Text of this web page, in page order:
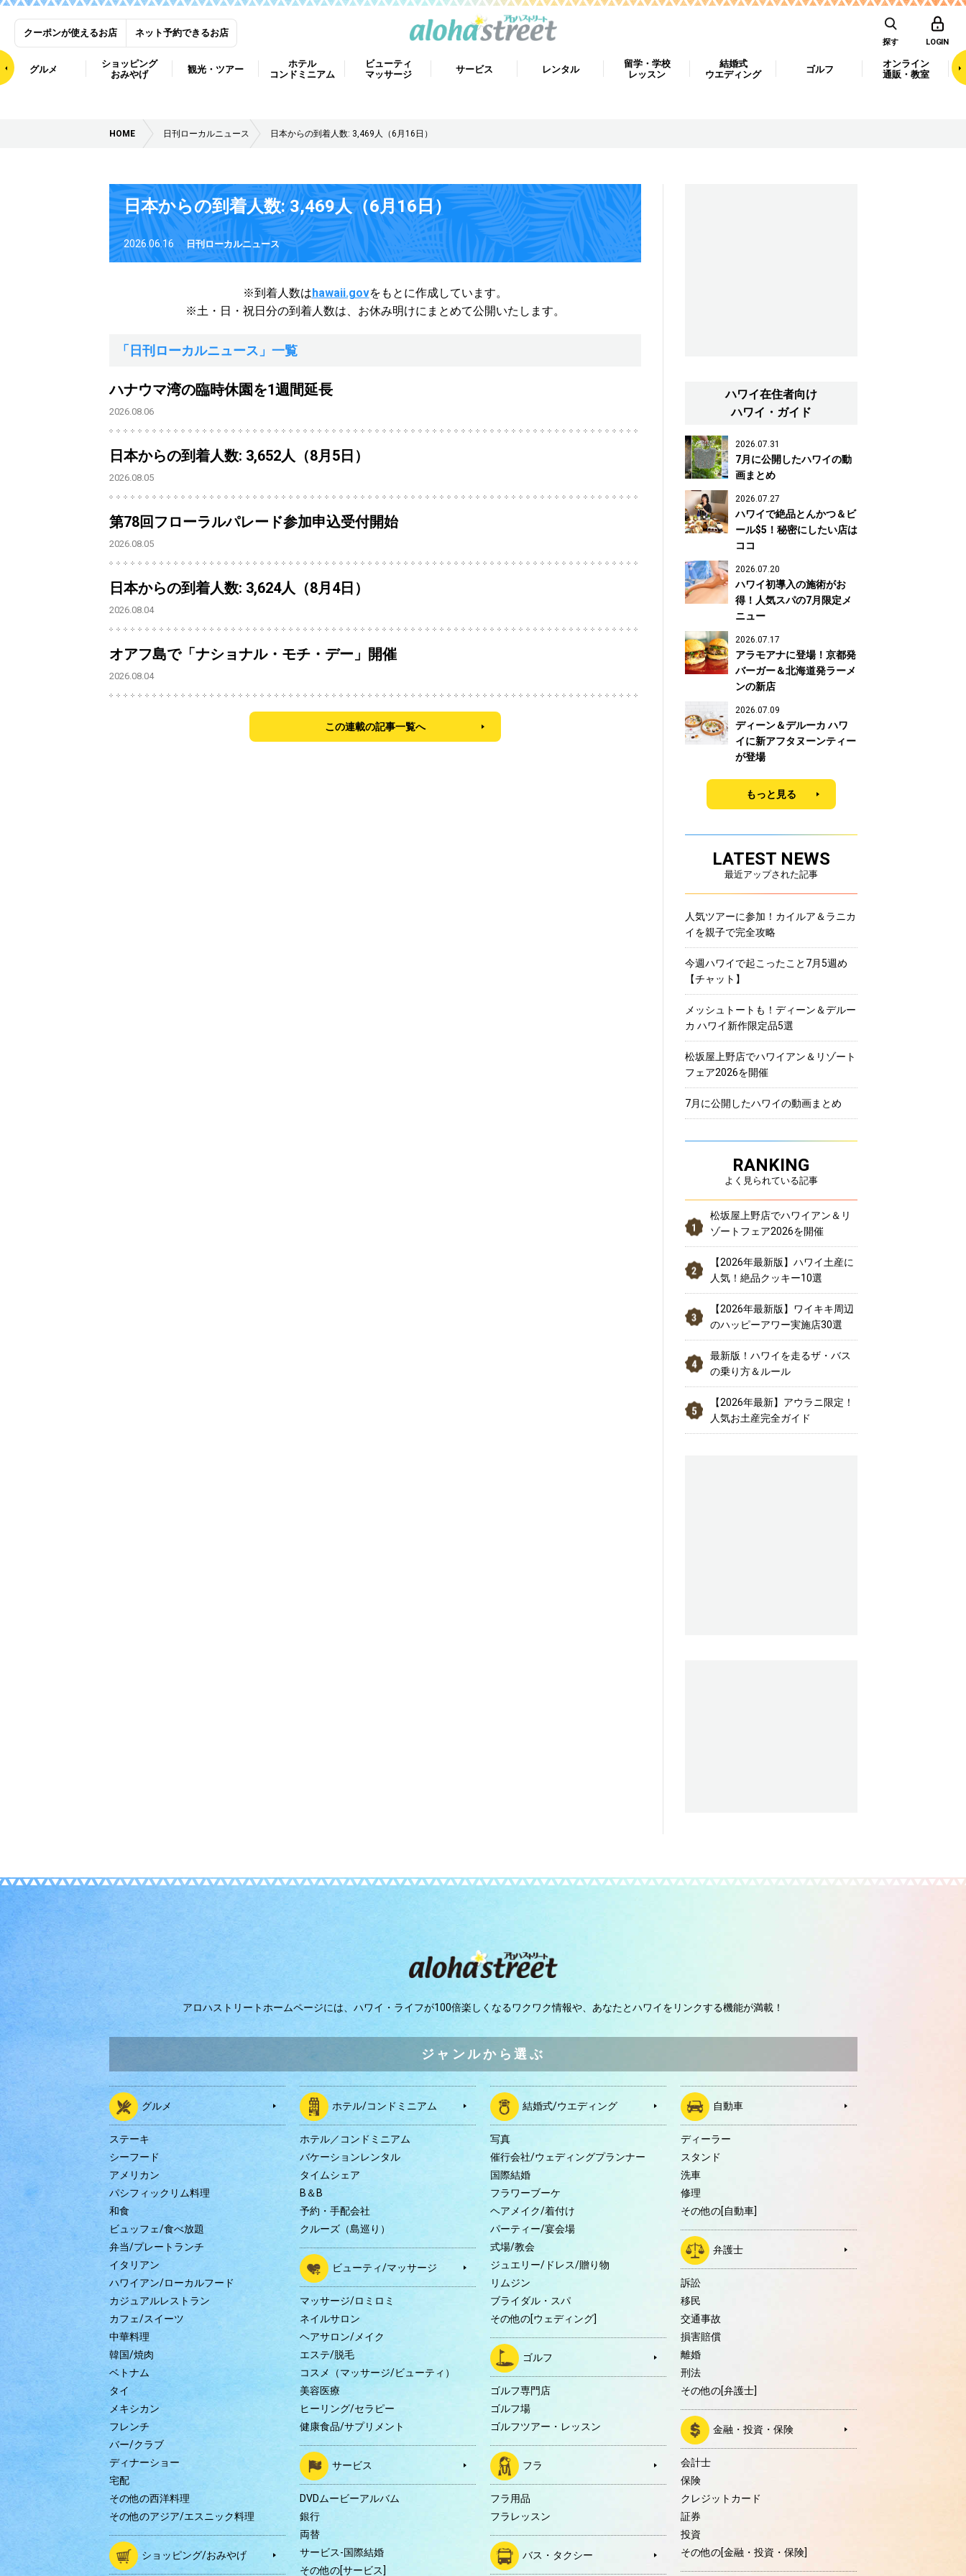
クーポンが使えるお店 ネット予約できるお店
探す LOGIN
グルメ
ショッピング
おみやげ
観光・ツアー
ホテル
コンドミニアム
ビューティ
マッサージ
サービス レンタル
留学・学校
レッスン
結婚式
ウエディング
ゴルフ
オンライン
通販・教室
HOME 日刊ローカルニュース 日本からの到着人数: 3,469人（6月16日）
日本からの到着人数: 3,469人（6月16日）
2026.06.16 日刊ローカルニュース
※到着人数はhawaii.govをもとに作成しています。
※土・日・祝日分の到着人数は、 お休み明けにまとめて公開いたします。
「日刊ローカルニュース」一覧
ハナウマ湾の臨時休園を1週間延長
2026.08.06
日本からの到着人数: 3,652人（8月5日）
2026.08.05
第78回フローラルパレード参加申込受付開始
2026.08.05
日本からの到着人数: 3,624人（8月4日）
2026.08.04
オアフ島で「ナショナル・モチ・デー」開催
2026.08.04
この連載の記事一覧へ
ハワイ在住者向け
ハワイ・ガイド
2026.07.31
7月に公開したハワイの動
画まとめ
2026.07.27
ハワイで絶品とんかつ＆ビ
ール$5！秘密にしたい店は
ココ
2026.07.20
ハワイ初導入の施術がお
得！人気スパの7月限定メ
ニュー
2026.07.17
アラモアナに登場！京都発
バーガー＆北海道発ラーメ
ンの新店
2026.07.09
ディーン＆デルーカ ハワ
イに新アフタヌーンティー
が登場
もっと見る
LATEST NEWS
最近アップされた記事
人気ツアーに参加！カイルア＆ラニカ
イを親子で完全攻略
今週ハワイで起こったこと7月5週め
【チャット】
メッシュトートも！ディーン＆デルー
カ ハワイ新作限定品5選
松坂屋上野店でハワイアン＆リゾート
フェア2026を開催
7月に公開したハワイの動画まとめ
RANKING
よく見られている記事
松坂屋上野店でハワイアン＆リ
ゾートフェア2026を開催
【2026年最新版】ハワイ土産に
人気！絶品クッキー10選
【2026年最新版】ワイキキ周辺
のハッピーアワー実施店30選
最新版！ハワイを走るザ・バス
の乗り方＆ルール
【2026年最新】アウラニ限定！
人気お土産完全ガイド
アロハストリートホームページには、 ハワイ・ライフが100倍楽しくなるワクワク情報や、 あなたとハワイをリンクする機能が満載！
ジャンルから選ぶ
グルメ
ステーキ
シーフード
アメリカン
パシフィックリム料理
和食
ビュッフェ/食べ放題
弁当/プレートランチ
イタリアン
ハワイアン/ローカルフード
カジュアルレストラン
カフェ/スイーツ
中華料理
韓国/焼肉
ベトナム
タイ
メキシカン
フレンチ
バー/クラブ
ディナーショー
宅配
その他の西洋料理
その他のアジア/エスニック料理
ショッピング/おみやげ
ホテル/コンドミニアム
ホテル／コンドミニアム
バケーションレンタル
タイムシェア
B＆B
予約・手配会社
クルーズ（島巡り）
ビューティ/マッサージ
マッサージ/ロミロミ
ネイルサロン
ヘアサロン/メイク
エステ/脱毛
コスメ（マッサージ/ビューティ）
美容医療
ヒーリング/セラピー
健康食品/サプリメント
サービス
DVDムービーアルバム
銀行
両替
サービス-国際結婚
その他の[サービス]
結婚式/ウエディング
写真
催行会社/ウェディングプランナー
国際結婚
フラワーブーケ
ヘアメイク/着付け
パーティー/宴会場
式場/教会
ジュエリー/ドレス/贈り物
リムジン
ブライダル・スパ
その他の[ウェディング]
ゴルフ
ゴルフ専門店
ゴルフ場
ゴルフツアー・レッスン
フラ
フラ用品
フラレッスン
バス・タクシー
自動車
ディーラー
スタンド
洗車
修理
その他の[自動車]
弁護士
訴訟
移民
交通事故
損害賠償
離婚
刑法
その他の[弁護士]
金融・投資・保険
会計士
保険
クレジットカード
証券
投資
その他の[金融・投資・保険]